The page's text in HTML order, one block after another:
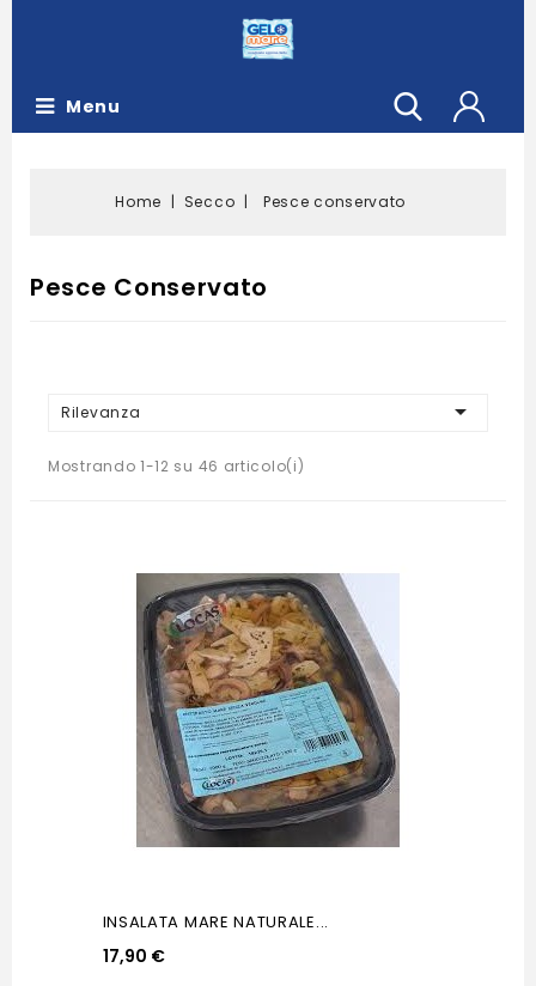
Menu
Home Secco Pesce conservato
Pesce Conservato
Rilevanza 
Mostrando 1-12 su 46 articolo(i)
INSALATA MARE NATURALE...
17,90 €